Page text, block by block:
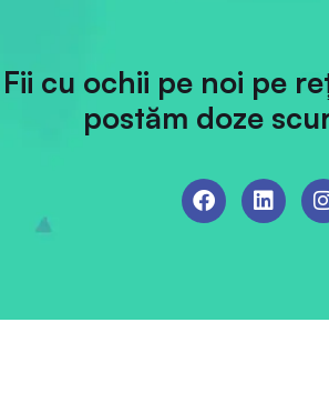
Fii cu ochii pe noi pe
postăm doze